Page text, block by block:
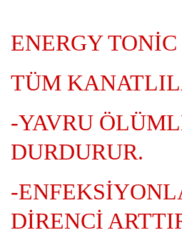
ENERGY TONİC
TÜM
-YAVRU
DURDURUR.
-
DİRENCİ